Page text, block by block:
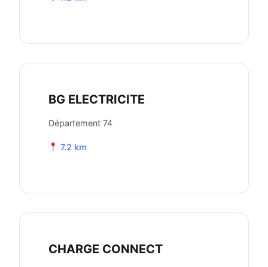
BG ELECTRICITE
Département 74
7.2 km
CHARGE CONNECT